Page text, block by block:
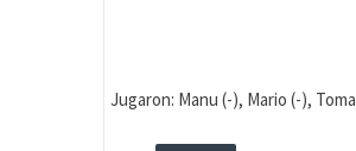
Jugaron: Manu (-), Mario (-),